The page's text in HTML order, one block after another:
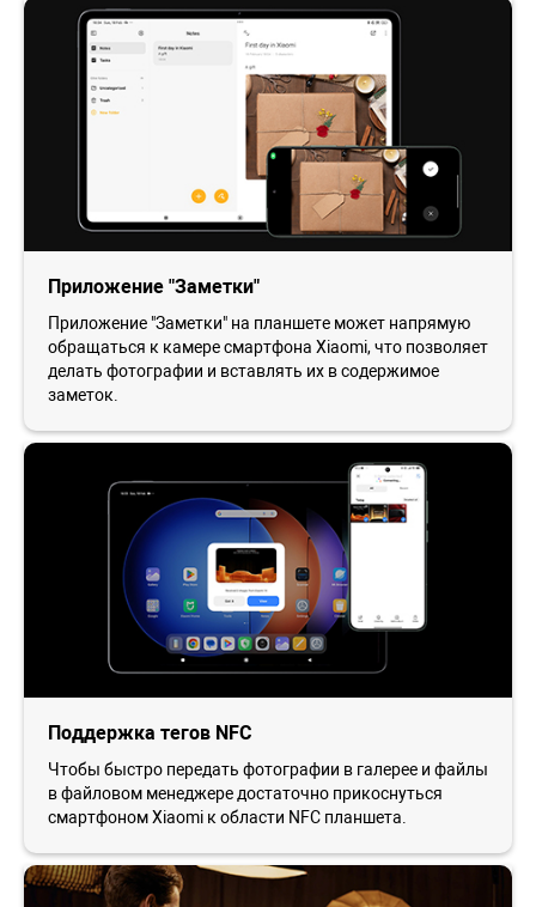
Приложение "Заметки"
Приложение "Заметки" на планшете может напрямую
обращаться к камере смартфона Xiaomi, что позволяет
делать фотографии и вставлять их в содержимое
заметок.
Поддержка тегов NFC
Чтобы быстро передать фотографии в галерее и файлы
в файловом менеджере достаточно прикоснуться
смартфоном Xiaomi к области NFC планшета.